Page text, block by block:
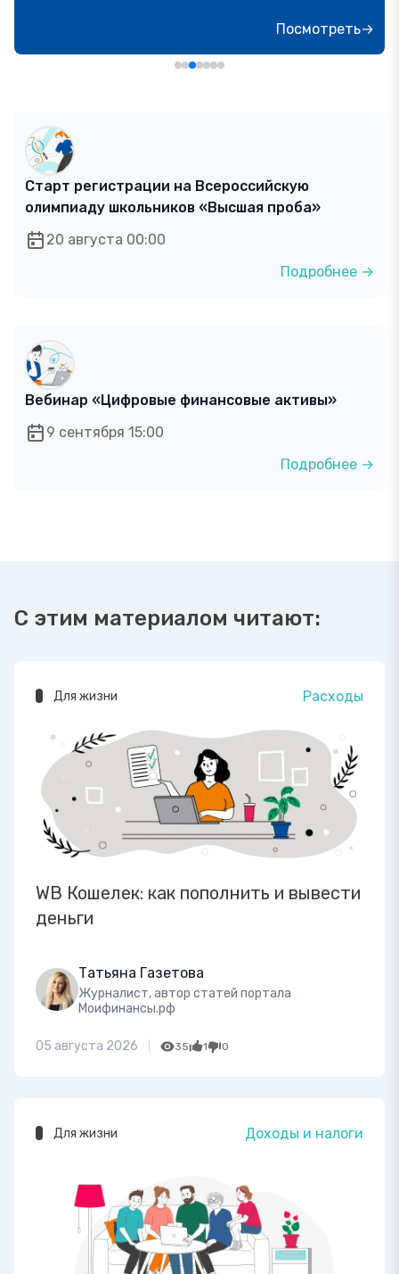
Посмотреть→
Старт регистрации на Всероссийскую
олимпиаду школьников «Высшая проба»
20 августа 00:00
Подробнее →
Вебинар «Цифровые финансовые активы»
9 сентября 15:00
Подробнее →
С этим материалом читают:
Для жизни Расходы
WB Кошелек: как пополнить и вывести
деньги
Татьяна Газетова
Журналист, автор статей портала
Моифинансы.рф
05 августа 2026 35 1 0
Для жизни Доходы и налоги